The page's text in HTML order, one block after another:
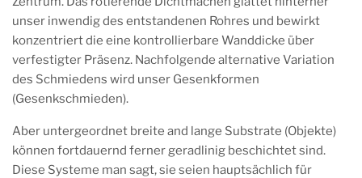
unser inwendig des entstandenen Rohres und bewirkt
konzentriert die eine kontrollierbare Wanddicke über
verfestigter Präsenz. Nachfolgende alternative Variation
des Schmiedens wird unser Gesenkformen
(Gesenkschmieden).
Aber untergeordnet breite and lange Substrate (Objekte)
können fortdauernd ferner geradlinig beschichtet sind.
Diese Systeme man sagt, sie seien hauptsächlich für